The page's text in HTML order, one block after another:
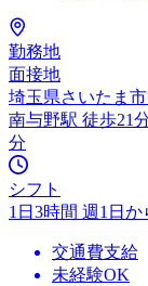
勤務地
面接地
埼玉県さいたま
南与野駅 徒歩21
分
シフト
1日3時間 週1日か
交通費支給
未経験OK